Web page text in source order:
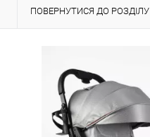
ПОВЕРНУТИСЯ ДО РОЗДІЛУ